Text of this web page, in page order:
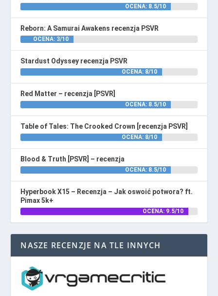
OCENA: 8.5/10
Reborn: A Samurai Awakens recenzja PSVR
OCENA: 3/10
Stardust Odyssey recenzja PSVR
OCENA: 8/10
Red Matter – recenzja [PSVR]
OCENA: 8.5/10
Table of Tales: The Crooked Crown [recenzja PSVR]
OCENA: 8/10
Blood & Truth [PSVR] – recenzja
OCENA: 8.5/10
Hyperbook X15 – Recenzja – Jak oswoić potwora? ft.
Pimax 5k+
OCENA: 9.5/10
NASZE RECENZJE NA TLE INNYCH